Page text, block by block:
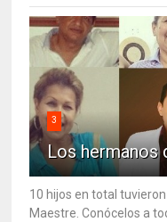
3
Los hermanos
10 hijos en total
Maestre. Conócelos a